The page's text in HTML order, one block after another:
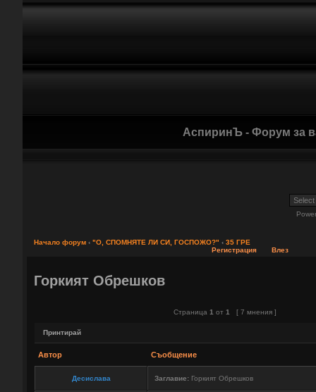
АспиринЪ - Форум за
Начало форум ‹ "О, СПОМНЯТЕ ЛИ СИ, ГОСПОЖО?" ‹ 35 ГРЕ
Регистрация
Влез
Горкият Обрешков
Страница 1 от 1 [ 7 мнения ]
Принтирай
Автор Съобщение
Десислава Заглавие: Горкият Обрешков